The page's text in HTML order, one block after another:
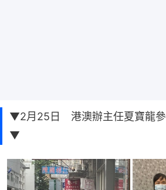
▼2月25日 港澳辦主任夏寶龍參
▼